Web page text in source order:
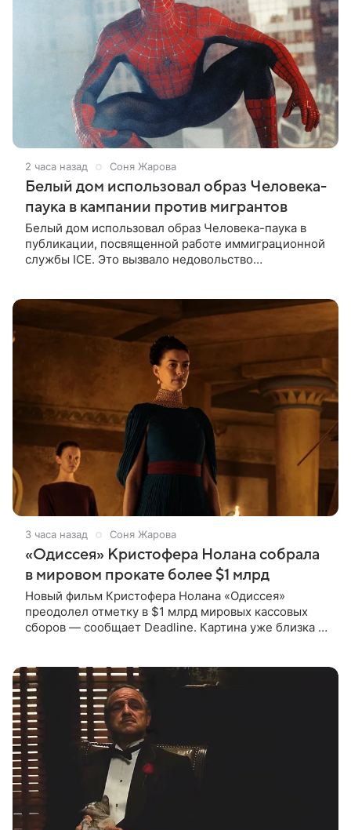
2 часа назад Соня Жарова
Белый дом использовал образ Человека-
паука в кампании против мигрантов
Белый дом использовал образ Человека-паука в
публикации, посвященной работе иммиграционной
службы ICE. Это вызвало недовольство
3 часа назад Соня Жарова
«Одиссея» Кристофера Нолана собрала
в мировом прокате более $1 млрд
Новый фильм Кристофера Нолана «Одиссея»
преодолел отметку в $1 млрд мировых кассовых
сборов — сообщает Deadline. Картина уже близка к